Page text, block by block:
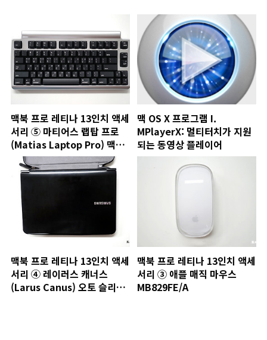
맥북 프로 레티나 13인치 액세
서리 ⑤ 마티어스 랩탑 프로
(Matias Laptop Pro) 맥용
블루투스 기계식 키보드
맥 OS X 프로그램 I.
MPlayerX: 멀티터치가 지원
되는 동영상 플레이어
맥북 프로 레티나 13인치 액세
서리 ④ 레이러스 캐너스
(Larus Canus) 오토 슬리브
맥북 프로 레티나 13인치 액세
서리 ③ 애플 매직 마우스
MB829FE/A